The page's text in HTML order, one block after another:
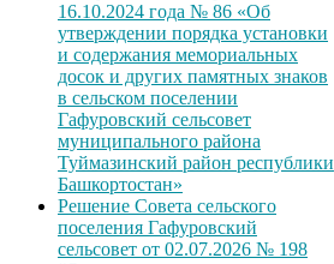
16.10.2024 года № 86 «Об
утверждении порядка установки
и содержания мемориальных
досок и других памятных знаков
в сельском поселении
Гафуровский сельсовет
муниципального района
Туймазинский район республики
Башкортостан»
Решение Совета сельского
поселения Гафуровский
сельсовет от 02.07.2026 № 198